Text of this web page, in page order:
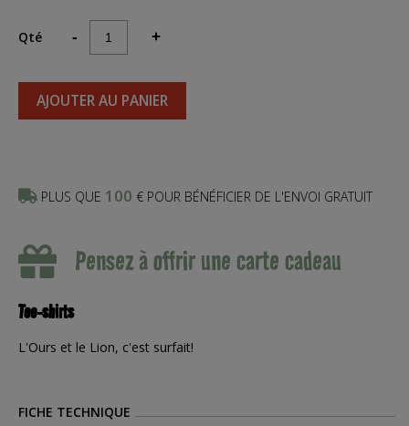
Qté - +
AJOUTER AU PANIER
PLUS QUE 100 € POUR BÉNÉFICIER DE L'ENVOI GRATUIT
Pensez à offrir une carte cadeau
Tee-shirts
L'Ours et le Lion, c'est surfait!
FICHE TECHNIQUE